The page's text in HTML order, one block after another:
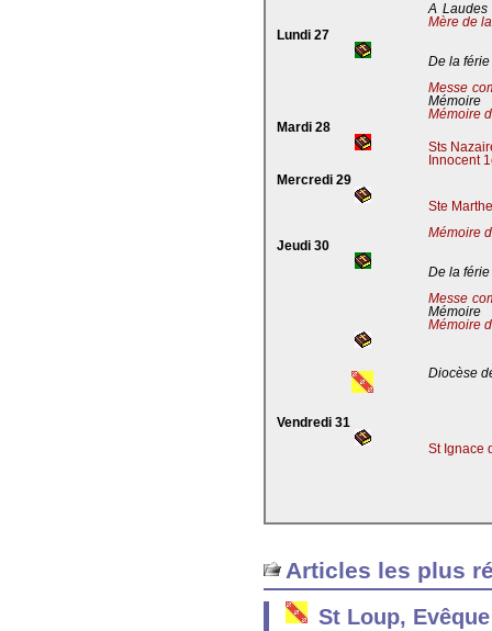
A
Mère de
Lundi 27
De la férie
Messe
Mémoire
Mémoire
Mardi 28
Sts
Innocent
Mercredi 29
Ste
Mémoire
Jeudi 30
De la férie
Messe
Mémoire
Mémoire
Diocèse
Vendredi 31
St Ignace
Articles les plus
St Loup,